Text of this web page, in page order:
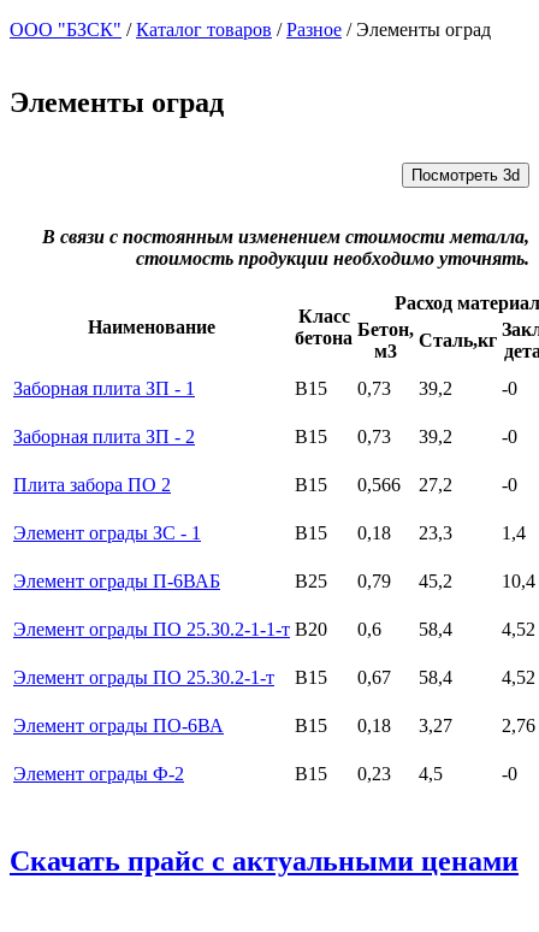
ООО "БЗСК" /Каталог товаров /Разное /Элементы оград
Элементы оград
Посмотреть 3d
В связи с постоянным изменением стоимости металла,
стоимость продукции необходимо уточнять.
Наименование
Класс
бетона
Расход
Бетон,
м3
Сталь,кг
Заборная плита ЗП - 1
B15 0,73 39,2 -0
Заборная плита ЗП - 2 B15 0,73 39,2 -0
Плита забора ПО 2 B15 0,566 27,2 -0
Элемент ограды ЗС - 1 B15 0,18 23,3 1,4
Элемент ограды П-6ВАБ B25 0,79 45,2 10,4
Элемент ограды ПО 25.30.2-1-1-т B20 0,6 58,4 4,52
Элемент ограды ПО 25.30.2-1-т B15 0,67 58,4 4,52
Элемент ограды ПО-6ВА B15 0,18 3,27 2,76
Элемент ограды Ф-2 B15 0,23 4,5 -0
Скачать прайс с актуальными ценами